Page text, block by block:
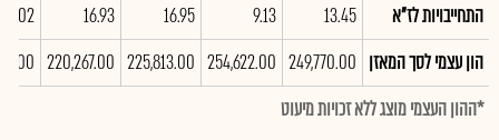
התחייבויות לז"א
13.45
9.13
16.95
16.93
36.02
הון עצמי לסך המאזן 249,770.00
254,622.00
225,813.00
220,267.00
*ההון העצמי מוצג ללא זכויות מיעוט